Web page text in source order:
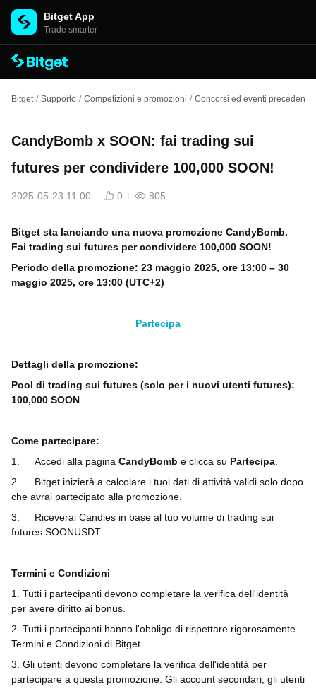
Bitget App
Trade smarter
Bitget / Supporto / Competizioni e promozioni / Concorsi ed eventi precedenti
CandyBomb x SOON: fai trading sui
futures per condividere 100,000 SOON!
2025-05-23 11:00 0 805
Bitget sta lanciando una nuova promozione CandyBomb.
Fai trading sui futures per condividere 100,000 SOON!
Periodo della promozione: 23 maggio 2025, ore 13:00 – 30
maggio 2025, ore 13:00 (UTC+2)
Partecipa
Dettagli della promozione:
Pool di trading sui futures (solo per i nuovi utenti futures):
100,000 SOON
Come partecipare:
1.
Accedi alla pagina CandyBomb e clicca su Partecipa
2.
Bitget inizierà a calcolare i tuoi dati di attività validi solo dopo
che avrai partecipato alla promozione.
3.
Riceverai Candies in base al tuo volume di trading sui
futures SOONUSDT.
Termini e Condizioni
1. Tutti i partecipanti devono completare la verifica dell'identità
per avere diritto ai bonus.
2. Tutti i partecipanti hanno l'obbligo di rispettare rigorosamente
Termini e Condizioni di Bitget.
3. Gli utenti devono completare la verifica dell'identità per
partecipare a questa promozione. Gli account secondari, gli utenti